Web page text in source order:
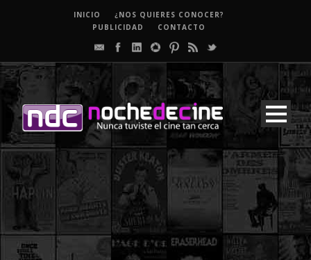
INICIO
¿NOS QUIERES CONOCER?
PUBLICIDAD
CONTACTO